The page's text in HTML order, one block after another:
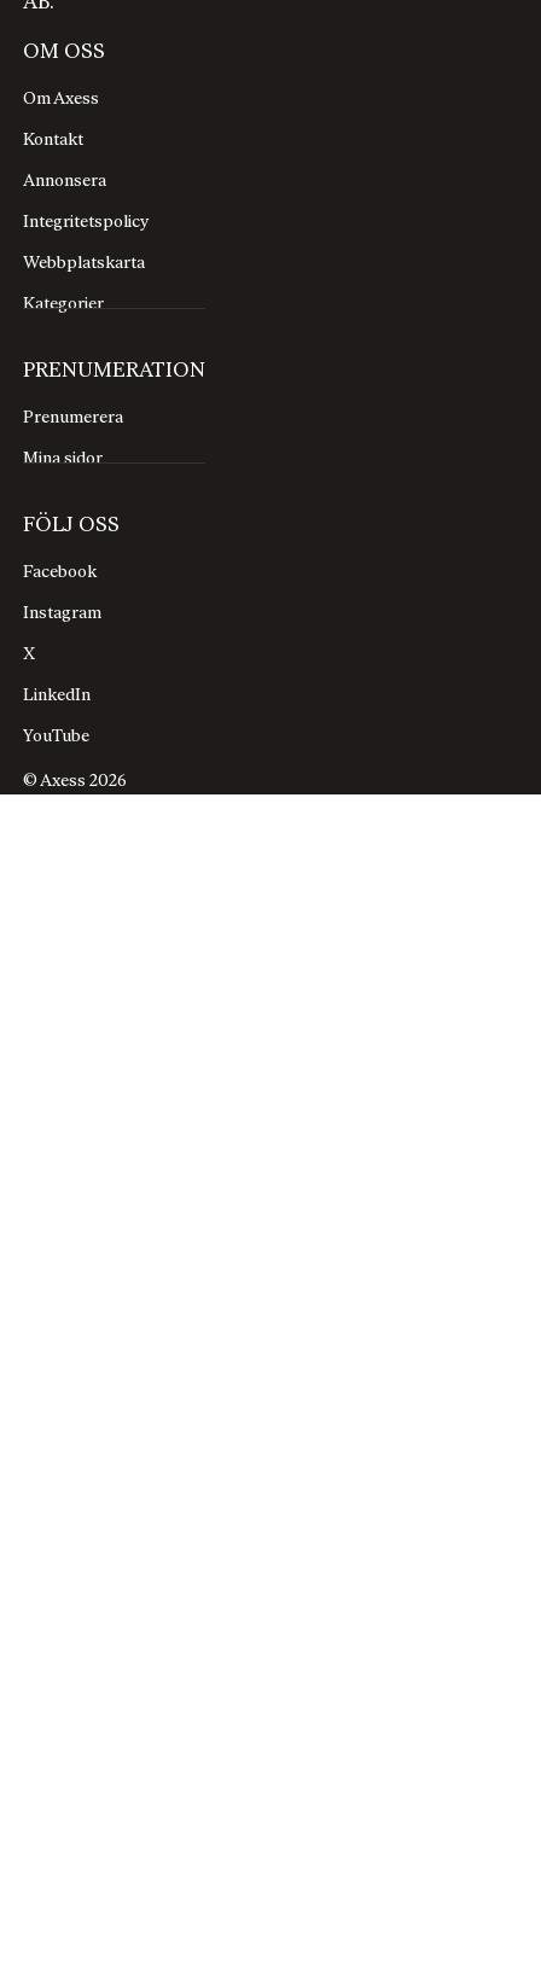
OM OSS
Om Axess
Kontakt
Annonsera
Integritetspolicy
Webbplatskarta
Kategorier
PRENUMERATION
Prenumerera
Mina sidor
FÖLJ OSS
Facebook
Instagram
X
LinkedIn
YouTube
© Axess 2026